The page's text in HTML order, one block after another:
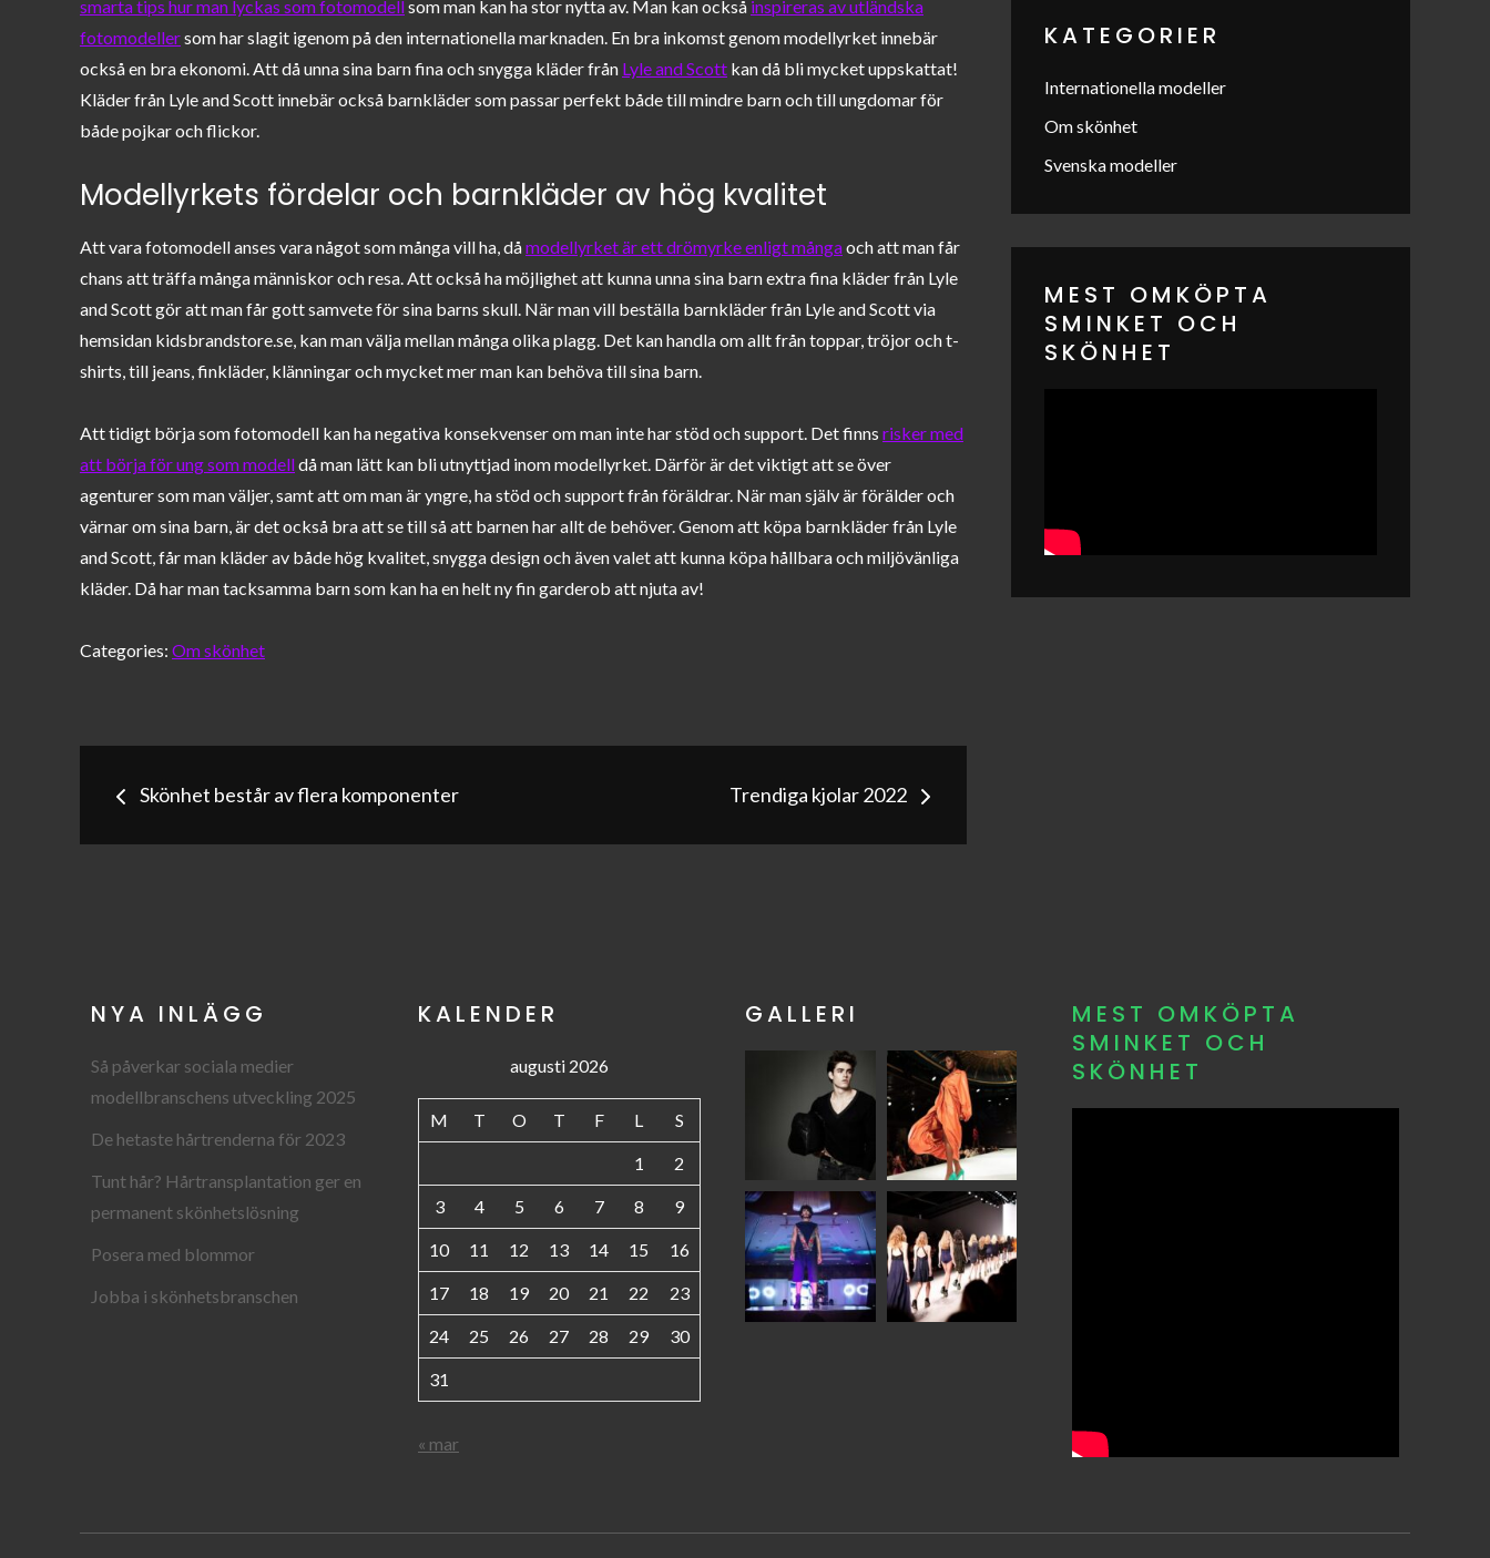
smarta tips hur man lyckas som fotomodellsom man kan ha stor nytta av. Man kan också inspireras av utländska
fotomodellersom har slagit igenom på den internationella marknaden. En bra inkomst genom modellyrket innebär
också en bra ekonomi. Att då unna sina barn fina och snygga kläder från Lyle and Scott kan då bli mycket uppskattat!
Kläder från Lyle and Scott innebär också barnkläder som passar perfekt både till mindre barn och till ungdomar för
både pojkar och flickor.
Modellyrkets fördelar och barnkläder av hög kvalitet
Att vara fotomodell anses vara något som många vill ha, dåmodellyrket är ett drömyrke enligt mångaoch att man får
chans att träffa många människor och resa. Att också ha möjlighet att kunna unna sina barn extra fina kläder från Lyle
and Scott gör att man får gott samvete för sina barns skull. När man vill beställa barnkläder från Lyle and Scott via
hemsidan kidsbrandstore.se, kan man välja mellan många olika plagg. Det kan handla om allt från toppar, tröjor och t-
shirts, till jeans, finkläder, klänningar och mycket mer man kan behöva till sina barn.
Att tidigt börja som fotomodell kan ha negativa konsekvenser om man inte har stöd och support. Det finns risker med
att börja för ung som modelldå man lätt kan bli utnyttjad inom modellyrket. Därför är det viktigt att se över
agenturer som man väljer, samt att om man är yngre, ha stöd och support från föräldrar. När man själv är förälder och
värnar om sina barn, är det också bra att se till så att barnen har allt de behöver. Genom att köpa barnkläder från Lyle
and Scott, får man kläder av både hög kvalitet, snygga design och även valet att kunna köpa hållbara och miljövänliga
kläder. Då har man tacksamma barn som kan ha en helt ny fin garderob att njuta av!
Categories: Om skönhet
Inläggsnavigering
Skönhet består av flera komponenter Trendiga kjolar 2022
KATEGORIER
Internationella modeller
Om skönhet
Svenska modeller
MEST OMKÖPTA
SMINKET OCH
SKÖNHET
NYA INLÄGG
Så påverkar sociala medier
modellbranschens utveckling 2025
De hetaste hårtrenderna för 2023
Tunt hår? Hårtransplantation ger en
permanent skönhetslösning
Posera med blommor
Jobba i skönhetsbranschen
KALENDER
augusti 2026
M T O T F L S
1 2
3 4 5 6 7 8 9
10 11 12 13 14 15 16
17 18 19 20 21 22 23
24 25 26 27 28 29 30
31
« mar
GALLERI
MEST OMKÖPTA
SMINKET OCH
SKÖNHET